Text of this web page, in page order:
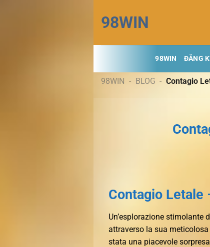
đến
nội
dung
98WIN
98WIN ĐĂNG
98WIN - BLOG - Contagio
Contagio Letale
Un’esplorazione stimolante
attraverso la sua
stata una piacevole